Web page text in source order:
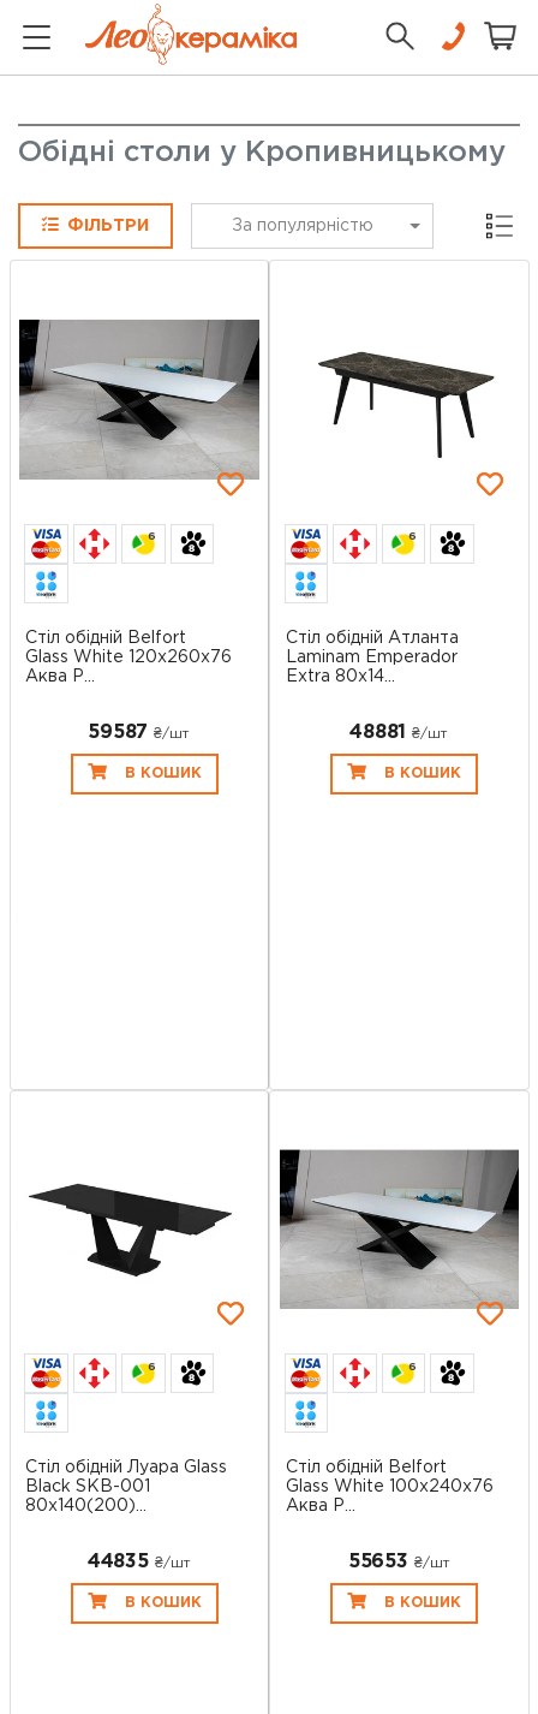
Обідні столи у Кропивницькому
ФІЛЬТРИ За популярністю Сітка
6
Стіл обідній Belfort
Glass White 120х260х76
Аква Р...
59587 ₴/шт
В КОШИК
6
Стіл обідній Атланта
Laminam Emperador
Extra 80х14...
48881 ₴/шт
В КОШИК
6
Стіл обідній Луара Glass
Black SKB-001
80х140(200)...
44835 ₴/шт
В КОШИК
6
Стіл обідній Belfort
Glass White 100х240х76
Аква Р...
55653 ₴/шт
В КОШИК